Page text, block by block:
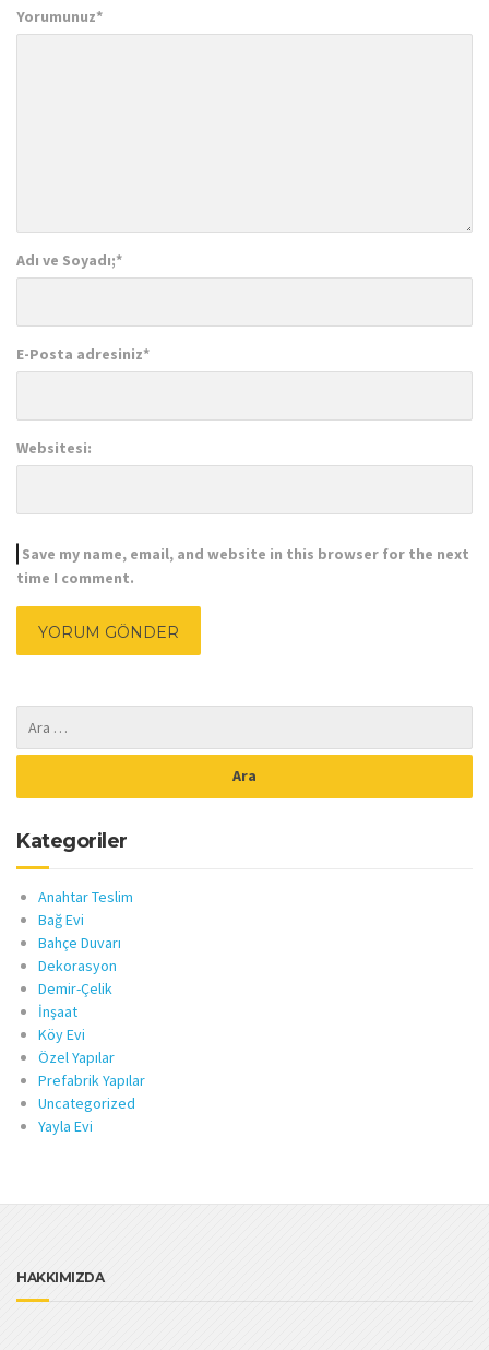
Yorumunuz*
Adı ve Soyadı;*
E-Posta adresiniz*
Websitesi:
Save my name, email, and website in this browser for the next
time I comment.
Kategoriler
Anahtar Teslim
Bağ Evi
Bahçe Duvarı
Dekorasyon
Demir-Çelik
İnşaat
Köy Evi
Özel Yapılar
Prefabrik Yapılar
Uncategorized
Yayla Evi
HAKKIMIZDA